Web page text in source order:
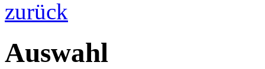
zurück
Auswahl